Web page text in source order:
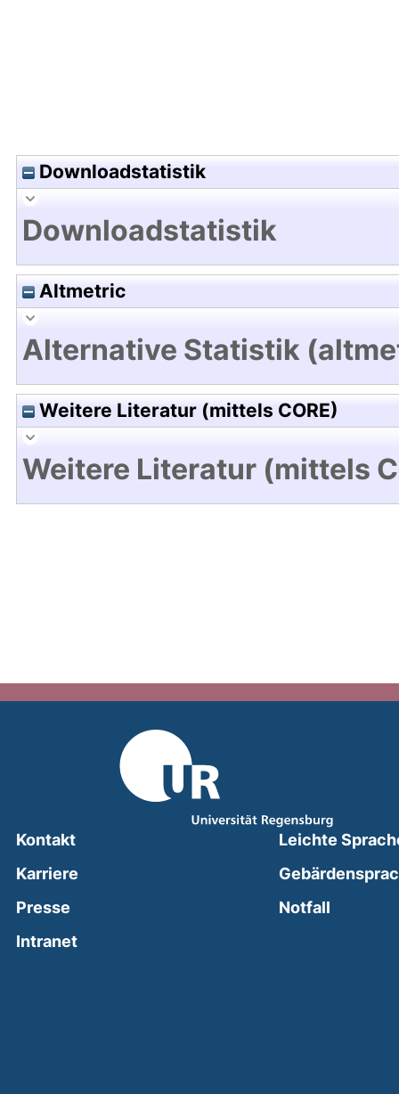
Downloadstatistik
Downloadstatistik
Altmetric
Alternative Statistik
Weitere Literatur (mittels CORE)
Weitere Literatur (mittels
Kontakt
Karriere
Presse
Intranet(external link, opens in a new window)
Leichte
Notfall